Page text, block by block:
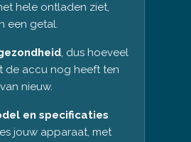
hele ontladen ziet,
een getal.
, dus hoeveel
de accu nog heeft ten
nieuw.
en specificaties
jouw apparaat, met